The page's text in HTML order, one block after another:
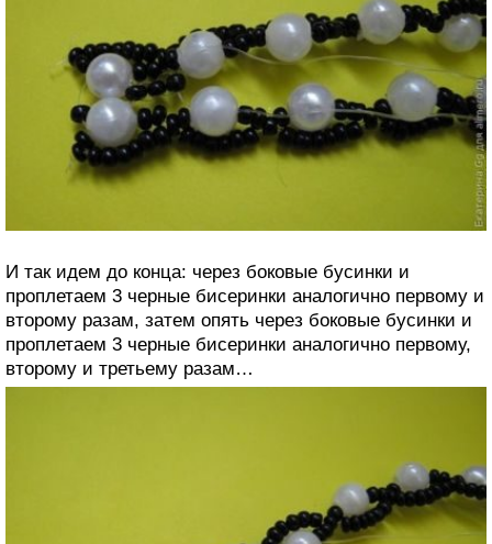
И так идем до конца: через боковые бусинки и
проплетаем 3 черные бисеринки аналогично первому и
второму разам, затем опять через боковые бусинки и
проплетаем 3 черные бисеринки аналогично первому,
второму и третьему разам…